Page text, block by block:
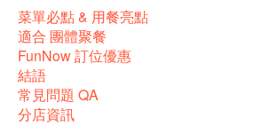
菜單必點 & 用餐亮點
適合 團體聚餐
FunNow 訂位優惠
結語
常見問題 QA
分店資訊